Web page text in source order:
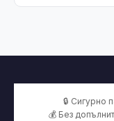
🔒 Сигурно
💰 Без